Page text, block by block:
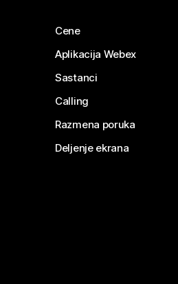
Cene
Aplikacija Webex
Sastanci
Calling
Razmena poruka
Deljenje ekrana